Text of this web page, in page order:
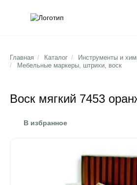
Главная / Каталог /
Инструменты и
/
Мебельные маркеры, штрихи, воск
Воск мягкий 7453
В избранное